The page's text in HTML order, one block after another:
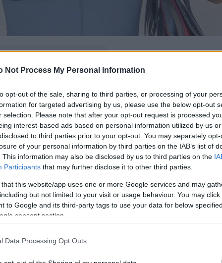
Not Process My Personal Information
opt-out of the sale, sharing to third parties, or processing of your
for targeted advertising by us, please use the below opt-out
selection. Please note that after your opt-out request is processed
interest-based ads based on personal information utilized by us
to third parties prior to your opt-out. You may separately
of your personal information by third parties on the IAB’s list of
This information may also be disclosed by us to third parties on the
Participants that may further disclose it to other third parties.
that this website/app uses one or more Google services and may
but not limited to your visit or usage behaviour. You may
to Google and its third-party tags to use your data for below
consent section.
Data Processing Opt Outs
πιο συχνά
και, όπως ήταν
με ένα look που
και τη χαλαρή κομψότητα.
στη Γαλλική Ριβιέρα την
Άνοιξη/Καλοκαίρι 1999.